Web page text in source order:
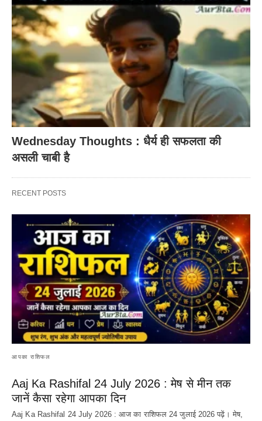
Wednesday Thoughts : धैर्य ही सफलता की
असली चाबी है
RECENT POSTS
आपका राशिफल
Aaj Ka Rashifal 24 July 2026 : मेष से मीन तक
जानें कैसा रहेगा आपका दिन
Aaj Ka Rashifal 24 July 2026 : आज का राशिफल 24 जुलाई 2026 पढ़ें। मेष,